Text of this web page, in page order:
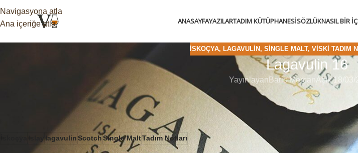
Navigasyona atla
Ana içeriğe atla
ANASAYFAYAZILARTADIM KÜTÜPHANESISÖZLÜKNASIL BIR
İSKOÇYA, LAGAVULIN , SINGLE MALT, VISKI TADIM
Lagavulin 16
Yayınlayan Baris Mercan Açık 18/03/
Bu içerik sadece üyelerimize özeldir. veviski dünyasındaki bu özel tadım notlarına, detaylı
Islay lagavulinScotchSingle MaltTadım Notları